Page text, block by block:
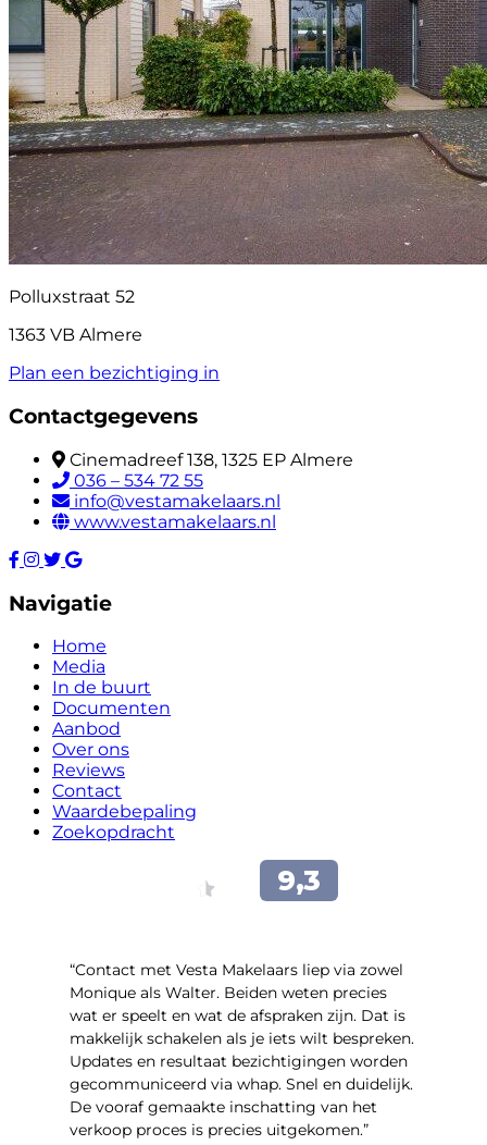
Polluxstraat 52
1363 VB Almere
Plan een bezichtiging in
Contactgegevens
Cinemadreef 138, 1325 EP Almere
036 – 534 72 55
info@vestamakelaars.nl
www.vestamakelaars.nl
Navigatie
Home
Media
In de buurt
Documenten
Aanbod
Over ons
Reviews
Contact
Waardebepaling
Zoekopdracht
“Contact met Vesta Makelaars liep via zowel
Monique als Walter. Beiden weten precies
wat er speelt en wat de afspraken zijn. Dat is
makkelijk schakelen als je iets wilt bespreken.
Updates en resultaat bezichtigingen worden
gecommuniceerd via whap. Snel en duidelijk.
De vooraf gemaakte inschatting van het
verkoop proces is precies uitgekomen.”